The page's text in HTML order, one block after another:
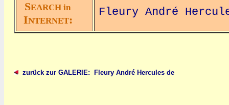
SEARCH in
INTERNET:
Fleury André
zurück zur GALERIE: Fleury André Hercules de